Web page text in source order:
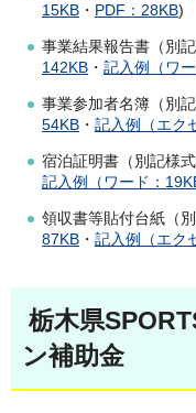
15KB ・ PDF：28KB)
事業結果報告書（別
142KB ・ 記入例（ワー
事業参加者名簿（別
54KB ・ 記入例（エク
宿泊証明書（別記様
記入例（ワード：
領収書等貼付台紙（
87KB ・ 記入例（エク
栃木県
ン補助金